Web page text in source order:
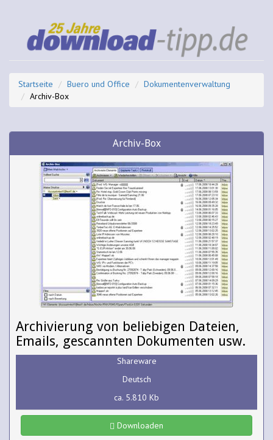
Startseite Buero und Office
Dokumentenverwaltung
Archiv-Box
Archiv-Box
Archivierung von beliebigen Dateien,
Emails, gescannten Dokumenten usw.
Shareware
Deutsch
ca. 5.810 Kb
Downloaden